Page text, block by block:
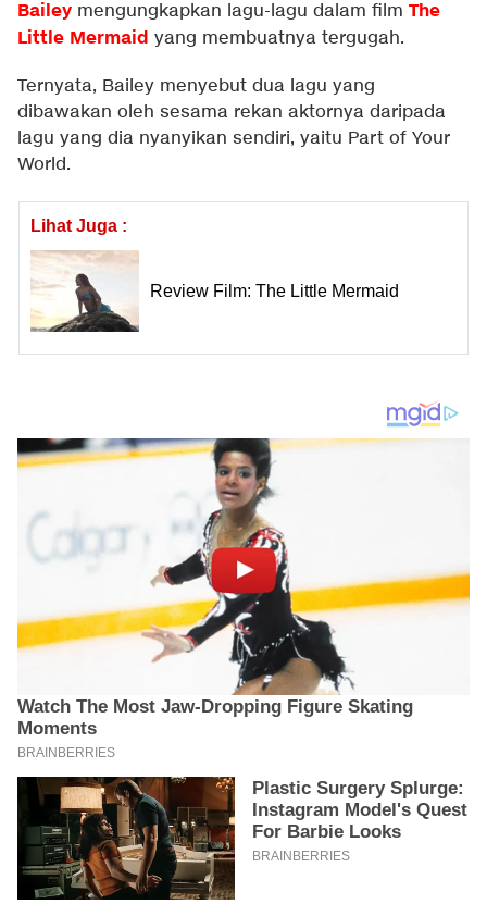
Bailey mengungkapkan lagu-lagu dalam film The
Little Mermaid yang membuatnya tergugah.
Ternyata, Bailey menyebut dua lagu yang
dibawakan oleh sesama rekan aktornya daripada
lagu yang dia nyanyikan sendiri, yaitu Part of Your
World.
Lihat Juga :
Review Film: The Little Mermaid